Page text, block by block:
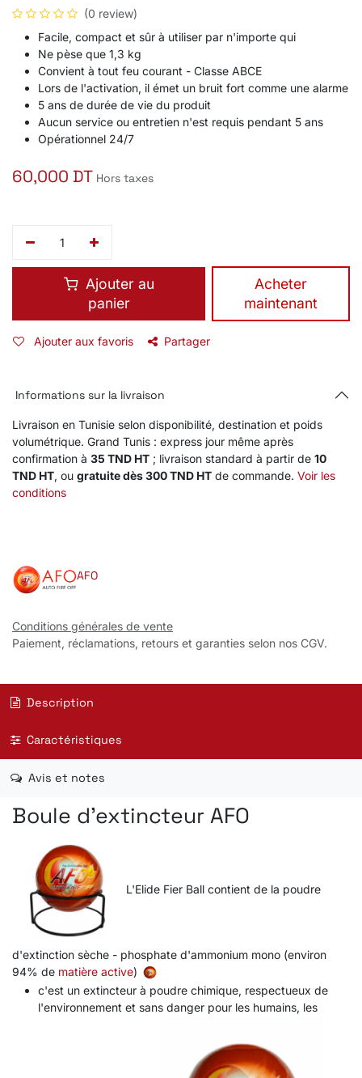
(0 review)
Facile, compact et sûr à utiliser par n'importe qui
Ne pèse que 1,3 kg
Convient à tout feu courant - Classe ABCE
Lors de l'activation, il émet un bruit fort comme une alarme
5 ans de durée de vie du produit
Aucun service ou entretien n'est requis pendant 5 ans
Opérationnel 24/7
60,000 DT Hors taxes
Ajouter au
panier
​Acheter
maintenant
Ajouter aux favoris Partager
Informations sur la livraison
Livraison en Tunisie selon disponibilité, destination et poids
volumétrique. Grand Tunis : express jour même après
confirmation à 35 TND HT ; livraison standard à partir de 10
TND HT, ou gratuite dès 300 TND HT de commande. Voir les
conditions
AFO
Conditions générales de vente
Paiement, réclamations, retours et garanties selon nos CGV.
Description
Caractéristiques
Avis et notes
Boule d'extincteur AFO
L'Elide Fier Ball contient de la poudre
d'extinction sèche - phosphate d'ammonium mono (environ
94% de matière active)
c'est un extincteur à poudre chimique, respectueux de
l'environnement et sans danger pour les humains, les